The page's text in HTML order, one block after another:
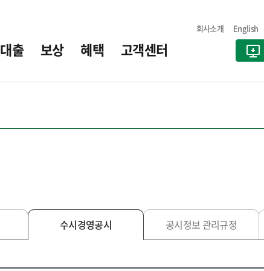
대출 보상 혜택 고객센터
회사소개 English
수시경영공시 공시정보 관리규정